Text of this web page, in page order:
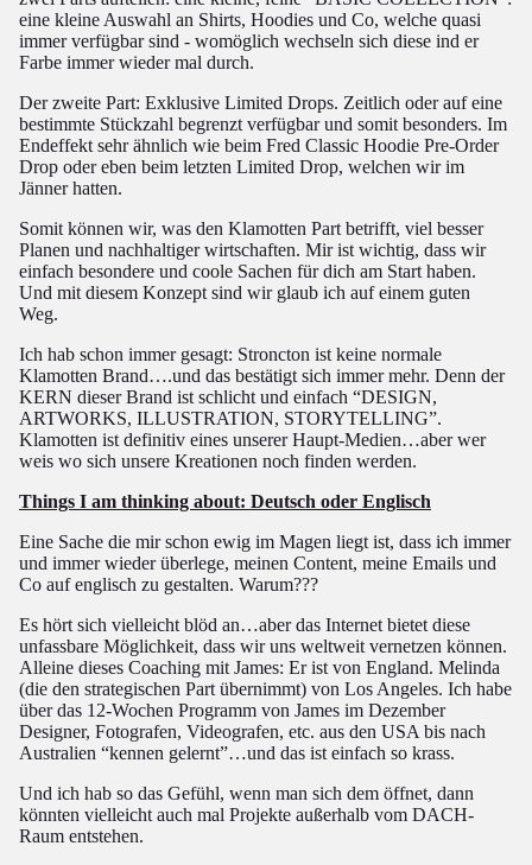
eine kleine Auswahl an Shirts, Hoodies und Co, welche quasi
immer verfügbar sind - womöglich wechseln sich diese ind er
Farbe immer wieder mal durch.
Der zweite Part: Exklusive Limited Drops. Zeitlich oder auf eine
bestimmte Stückzahl begrenzt verfügbar und somit besonders. Im
Endeffekt sehr ähnlich wie beim Fred Classic Hoodie Pre-Order
Drop oder eben beim letzten Limited Drop, welchen wir im
Jänner hatten.
Somit können wir, was den Klamotten Part betrifft, viel besser
Planen und nachhaltiger wirtschaften. Mir ist wichtig, dass wir
einfach besondere und coole Sachen für dich am Start haben.
Und mit diesem Konzept sind wir glaub ich auf einem guten
Weg.
Ich hab schon immer gesagt: Stroncton ist keine normale
Klamotten Brand….und das bestätigt sich immer mehr. Denn der
KERN dieser Brand ist schlicht und einfach “DESIGN,
ARTWORKS, ILLUSTRATION, STORYTELLING”.
Klamotten ist definitiv eines unserer Haupt-Medien…aber wer
weis wo sich unsere Kreationen noch finden werden.
Things I am thinking about: Deutsch oder Englisch
Eine Sache die mir schon ewig im Magen liegt ist, dass ich immer
und immer wieder überlege, meinen Content, meine Emails und
Co auf englisch zu gestalten. Warum???
Es hört sich vielleicht blöd an…aber das Internet bietet diese
unfassbare Möglichkeit, dass wir uns weltweit vernetzen können.
Alleine dieses Coaching mit James: Er ist von England. Melinda
(die den strategischen Part übernimmt) von Los Angeles. Ich habe
über das 12-Wochen Programm von James im Dezember
Designer, Fotografen, Videografen, etc. aus den USA bis nach
Australien “kennen gelernt”…und das ist einfach so krass.
Und ich hab so das Gefühl, wenn man sich dem öffnet, dann
könnten vielleicht auch mal Projekte außerhalb vom DACH-
Raum entstehen.